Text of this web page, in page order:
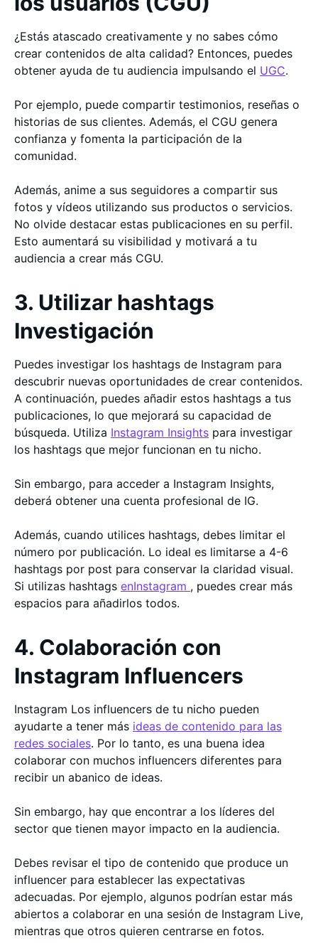
¿Estás atascado creativamente y no sabes cómo
crear contenidos de alta calidad? Entonces, puedes
obtener ayuda de tu audiencia impulsando el UGC.
Por ejemplo, puede compartir testimonios, reseñas o
historias de sus clientes. Además, el CGU genera
confianza y fomenta la participación de la
comunidad.
Además, anime a sus seguidores a compartir sus
fotos y vídeos utilizando sus productos o servicios.
No olvide destacar estas publicaciones en su perfil.
Esto aumentará su visibilidad y motivará a tu
audiencia a crear más CGU.
3. Utilizar hashtags
Investigación
Puedes investigar los hashtags de Instagram para
descubrir nuevas oportunidades de crear contenidos.
A continuación, puedes añadir estos hashtags a tus
publicaciones, lo que mejorará su capacidad de
búsqueda. Utiliza Instagram Insights para investigar
los hashtags que mejor funcionan en tu nicho.
Sin embargo, para acceder a Instagram Insights,
deberá obtener una cuenta profesional de IG.
Además, cuando utilices hashtags, debes limitar el
número por publicación. Lo ideal es limitarse a 4-6
hashtags por post para conservar la claridad visual.
Si utilizas hashtags enInstagram , puedes crear más
espacios para añadirlos todos.
4. Colaboración con
Instagram Influencers
Instagram Los influencers de tu nicho pueden
ayudarte a tener más ideas de contenido para las
redes sociales. Por lo tanto, es una buena idea
colaborar con muchos influencers diferentes para
recibir un abanico de ideas.
Sin embargo, hay que encontrar a los líderes del
sector que tienen mayor impacto en la audiencia.
Debes revisar el tipo de contenido que produce un
influencer para establecer las expectativas
adecuadas. Por ejemplo, algunos podrían estar más
abiertos a colaborar en una sesión de Instagram Live,
mientras que otros quieren centrarse en fotos.